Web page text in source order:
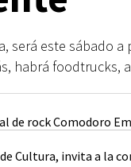
será este sábado a
habrá foodtrucks,
Cultura, invita a la